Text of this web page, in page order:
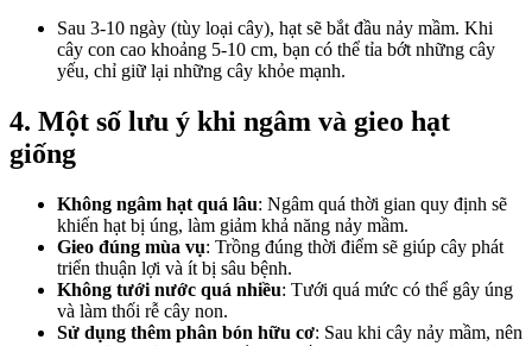
Sau 3-10 ngày (tùy loại cây), hạt sẽ bắt đầu nảy mầm. Khi
cây con cao khoảng 5-10 cm, bạn có thể tỉa bớt những cây
yếu, chỉ giữ lại những cây khỏe mạnh.
4. Một số lưu ý khi ngâm và gieo hạt
giống
Không ngâm hạt quá lâu: Ngâm quá thời gian quy định sẽ
khiến hạt bị úng, làm giảm khả năng nảy mầm.
Gieo đúng mùa vụ: Trồng đúng thời điểm sẽ giúp cây phát
triển thuận lợi và ít bị sâu bệnh.
Không tưới nước quá nhiều: Tưới quá mức có thể gây úng
và làm thối rễ cây non.
Sử dụng thêm phân bón hữu cơ: Sau khi cây nảy mầm, nên